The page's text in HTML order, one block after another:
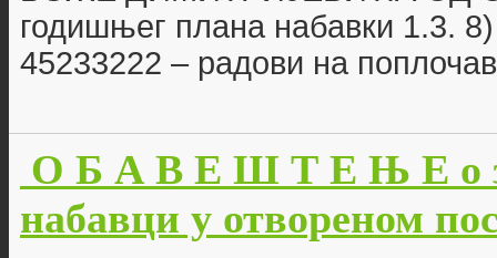
годишњег плана набавки 1.3.
45233222 – радови на
О Б А В Е Ш Т Е Њ Е о
набавци у отвореном